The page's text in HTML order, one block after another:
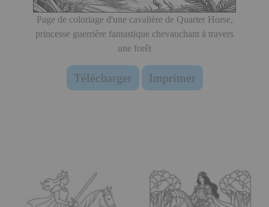
Page de coloriage d'une cavalière de Quarter Horse,
princesse guerrière fantastique chevauchant à travers
une forêt
Télécharger Imprimer